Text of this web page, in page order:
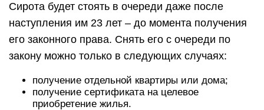
Сирота будет стоять в очереди даже после
наступления им 23 лет – до момента получения
его законного права. Снять его с очереди по
закону можно только в следующих случаях:
получение отдельной квартиры или дома;
получение сертификата на целевое
приобретение жилья.